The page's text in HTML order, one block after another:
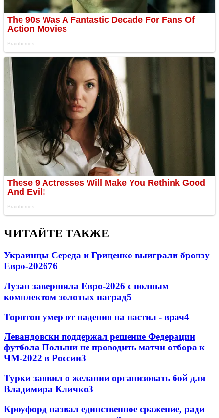
ЧИТАЙТЕ ТАКЖЕ
Украинцы Середа и Гриценко выиграли бронзу
Евро-202676
Лузан завершила Евро-2026 с полным
комплектом золотых наград5
Торнтон умер от падения на настил - врач4
Левандовски поддержал решение Федерации
футбола Польши не проводить матчи отбора к
ЧМ-2022 в России3
Турки заявил о желании организовать бой для
Владимира Кличко3
Кроуфорд назвал единственное сражение, ради